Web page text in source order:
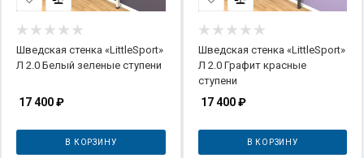
Шведская стенка «LittleSport»
Л 2.0 Белый зеленые ступени
17 400₽
В КОРЗИНУ
Шведская стенка «LittleSport»
Л 2.0 Графит красные
ступени
17 400₽
В КОРЗИНУ